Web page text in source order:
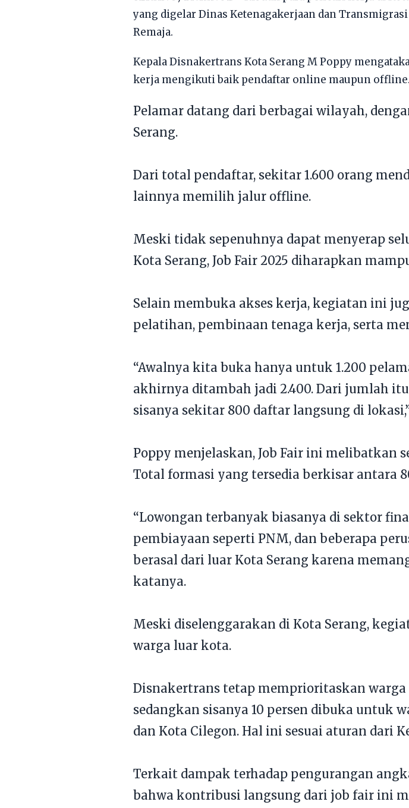
yang digelar Dinas Ketenagakerjaan dan
Remaja.
Kepala Disnakertrans Kota Serang M Poppy
kerja mengikuti baik pendaftar online maupun offline.
Pelamar datang dari berbagai wilayah,
Serang.
Dari total pendaftar, sekitar 1.600 orang
lainnya memilih jalur offline.
Meski tidak sepenuhnya dapat menyerap
Kota Serang, Job Fair 2025 diharapkan
Selain membuka akses kerja, kegiatan ini
pelatihan, pembinaan tenaga kerja, serta
“Awalnya kita buka hanya untuk 1.200
akhirnya ditambah jadi 2.400. Dari jumlah
sisanya sekitar 800 daftar langsung di
Poppy menjelaskan, Job Fair ini melibatkan
Total formasi yang tersedia berkisar antara
“Lowongan terbanyak biasanya di sektor
pembiayaan seperti PNM, dan beberapa
berasal dari luar Kota Serang karena
katanya.
Meski diselenggarakan di Kota Serang,
warga luar kota.
Disnakertrans tetap memprioritaskan warga
sedangkan sisanya 10 persen dibuka untuk
dan Kota Cilegon. Hal ini sesuai aturan dari
Terkait dampak terhadap pengurangan
bahwa kontribusi langsung dari job fair ini